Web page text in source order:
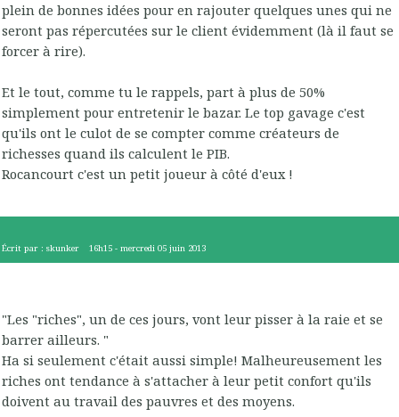
plein de bonnes idées pour en rajouter quelques unes qui ne
seront pas répercutées sur le client évidemment (là il faut se
forcer à rire).
Et le tout, comme tu le rappels, part à plus de 50%
simplement pour entretenir le bazar. Le top gavage c'est
qu'ils ont le culot de se compter comme créateurs de
richesses quand ils calculent le PIB.
Rocancourt c'est un petit joueur à côté d'eux !
Écrit par : skunker 16h15 -mercredi 05 juin 2013
"Les "riches", un de ces jours, vont leur pisser à la raie et se
barrer ailleurs. "
Ha si seulement c'était aussi simple! Malheureusement les
riches ont tendance à s'attacher à leur petit confort qu'ils
doivent au travail des pauvres et des moyens.